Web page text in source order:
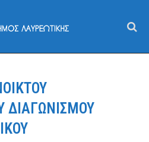
ΔΙΑΓΩΝΙΣΜΟΥ